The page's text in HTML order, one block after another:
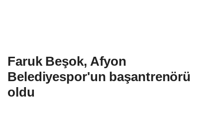
Faruk Beşok, Afyon
Belediyespor'un başantrenörü
oldu